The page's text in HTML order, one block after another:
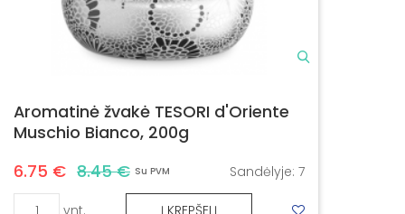
Aromatinė žvakė TESORI d'Oriente
Muschio Bianco, 200g
6.75 € 8.45 € Su PVM Sandėlyje: 7
vnt.